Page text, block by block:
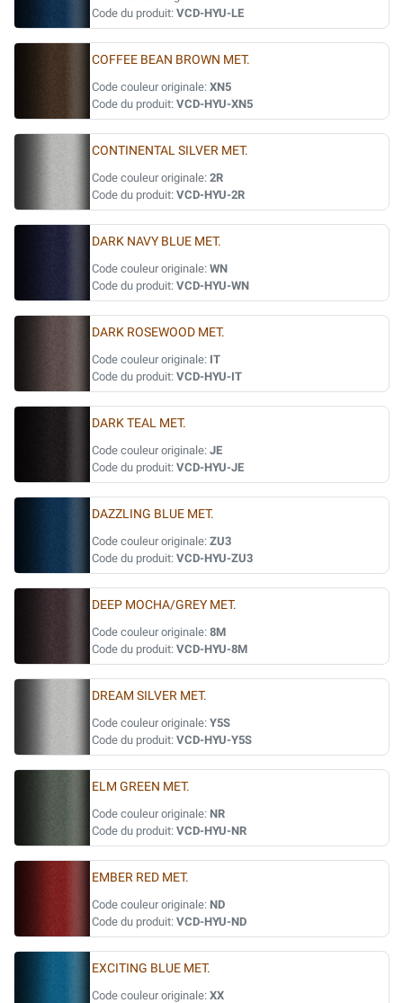
Code du produit: VCD-HYU-LE
COFFEE BEAN BROWN MET.
Code couleur originale: XN5
Code du produit: VCD-HYU-XN5
CONTINENTAL SILVER MET.
Code couleur originale: 2R
Code du produit: VCD-HYU-2R
DARK NAVY BLUE MET.
Code couleur originale: WN
Code du produit: VCD-HYU-WN
DARK ROSEWOOD MET.
Code couleur originale: IT
Code du produit: VCD-HYU-IT
DARK TEAL MET.
Code couleur originale: JE
Code du produit: VCD-HYU-JE
DAZZLING BLUE MET.
Code couleur originale: ZU3
Code du produit: VCD-HYU-ZU3
DEEP MOCHA/GREY MET.
Code couleur originale: 8M
Code du produit: VCD-HYU-8M
DREAM SILVER MET.
Code couleur originale: Y5S
Code du produit: VCD-HYU-Y5S
ELM GREEN MET.
Code couleur originale: NR
Code du produit: VCD-HYU-NR
EMBER RED MET.
Code couleur originale: ND
Code du produit: VCD-HYU-ND
EXCITING BLUE MET.
Code couleur originale: XX